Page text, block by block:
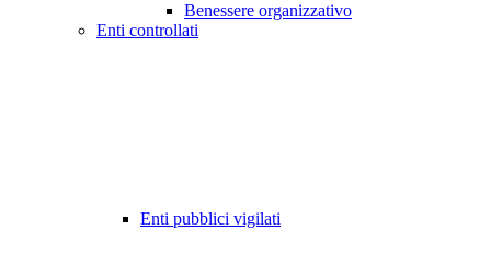
Benessere organizzativo
Enti controllati
Enti pubblici vigilati